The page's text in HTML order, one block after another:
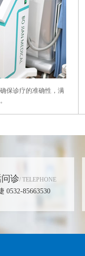
保诊疗的准确性，满
诊/ TELEPHONE
0532-85663530